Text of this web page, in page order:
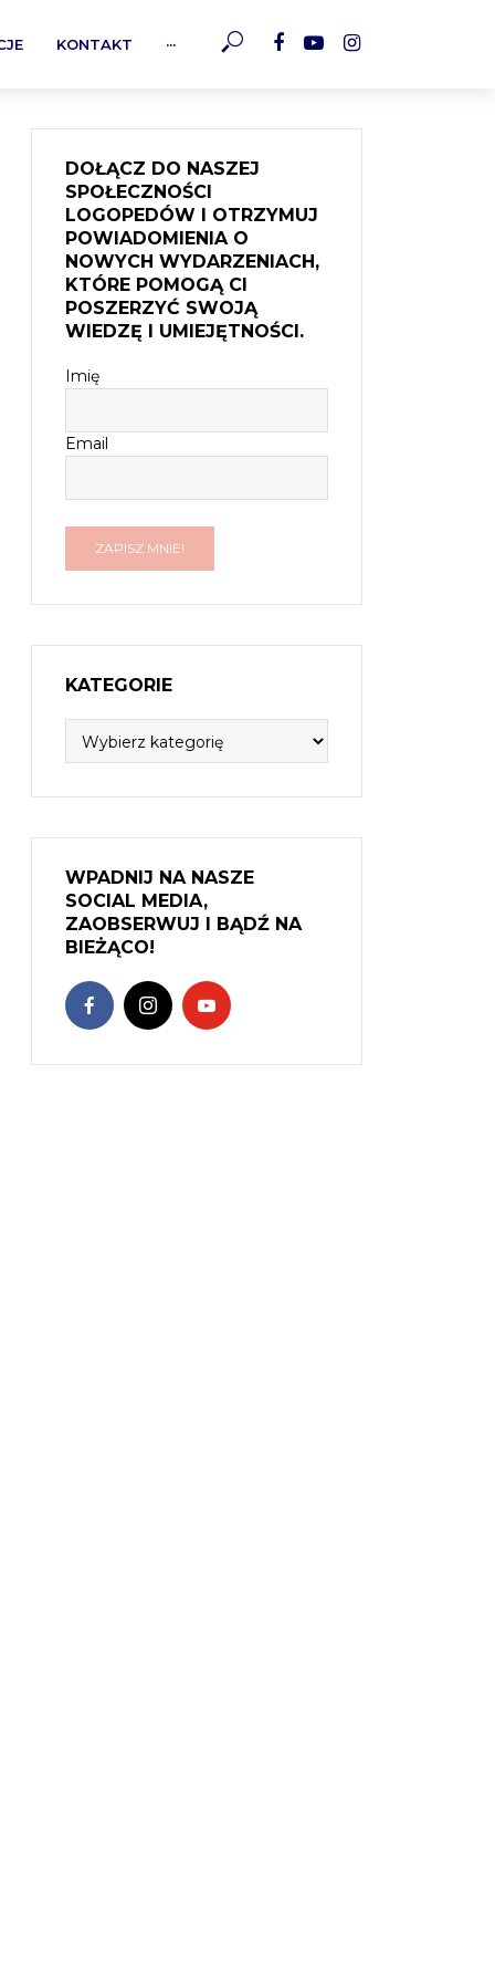
KONTAKT ···
DOŁĄCZ DO NASZEJ
SPOŁECZNOŚCI
LOGOPEDÓW I OTRZYMUJ
POWIADOMIENIA O
NOWYCH WYDARZENIACH,
KTÓRE POMOGĄ CI
POSZERZYĆ SWOJĄ
WIEDZĘ I UMIEJĘTNOŚCI.
Imię
Email
KATEGORIE
WPADNIJ NA NASZE
SOCIAL MEDIA,
ZAOBSERWUJ I BĄDŹ NA
BIEŻĄCO!